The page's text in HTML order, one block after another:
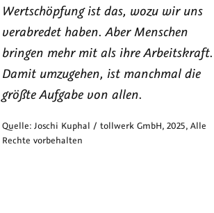
Wertschöpfung ist das, wozu wir uns
verabredet haben. Aber Menschen
bringen mehr mit als ihre Arbeitskraft.
Damit umzugehen, ist manchmal die
größte Aufgabe von allen.
Quelle: Joschi Kuphal / tollwerk GmbH, 2025, Alle
Rechte vorbehalten